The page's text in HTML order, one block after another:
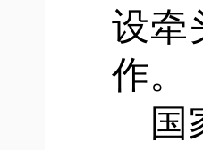
设牵
作。
国